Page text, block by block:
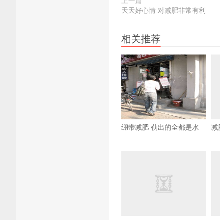
天天好心情 对减肥非常有利
相关推荐
绷带减肥 勒出的全都是水 减